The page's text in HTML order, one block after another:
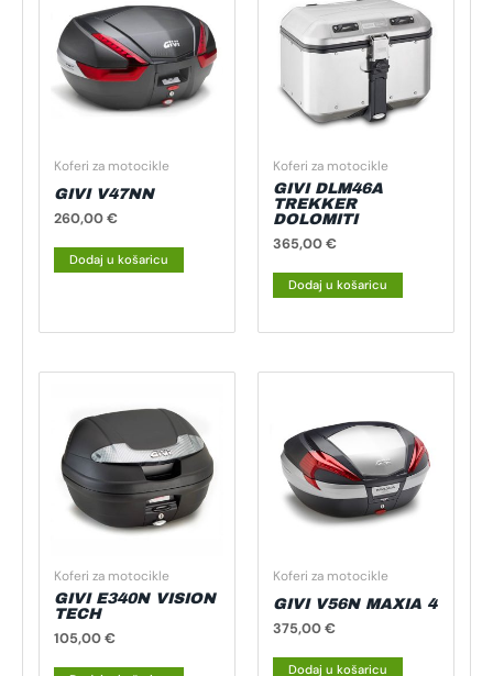
Koferi za motocikle
GIVI V47NN
260,00€
Dodaj u košaricu
Koferi za motocikle
GIVI DLM46A
TREKKER
DOLOMITI
365,00€
Dodaj u košaricu
Koferi za motocikle
GIVI E340N VISION
TECH
105,00€
Koferi za motocikle
GIVI V56N MAXIA 4
375,00€
Dodaj u košaricu